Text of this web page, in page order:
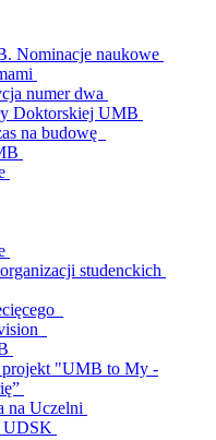
Nominacje naukowe
numer dwa
Doktorskiej UMB
na budowę
studenckich
projekt "UMB to My -
na Uczelni
UDSK